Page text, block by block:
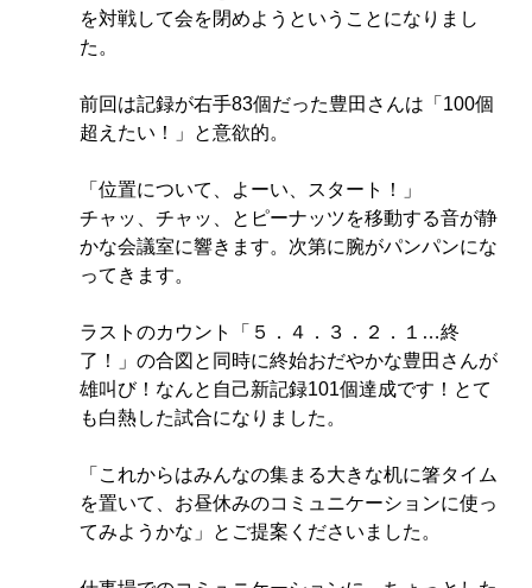
を対戦して会を閉めようということになりまし
た。
前回は記録が右手83個だった豊田さんは「100個
超えたい！」と意欲的。
「位置について、よーい、スタート！」
チャッ、チャッ、とピーナッツを移動する音が静
かな会議室に響きます。次第に腕がパンパンにな
ってきます。
ラストのカウント「５．４．３．２．１…終
了！」の合図と同時に終始おだやかな豊田さんが
雄叫び！なんと自己新記録101個達成です！とて
も白熱した試合になりました。
「これからはみんなの集まる大きな机に箸タイム
を置いて、お昼休みのコミュニケーションに使っ
てみようかな」とご提案くださいました。